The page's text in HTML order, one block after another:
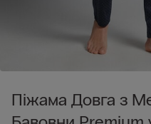
Піжама Довга з